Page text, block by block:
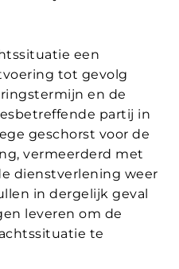
een
tot gevolg
en de
partij in
geschorst voor de
vermeerderd met
dienstverlening weer
in dergelijk geval
leveren om de
te